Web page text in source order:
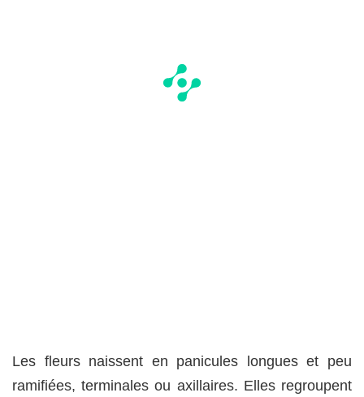
Les fleurs naissent en panicules longues et peu
ramifiées, terminales ou axillaires. Elles regroupent